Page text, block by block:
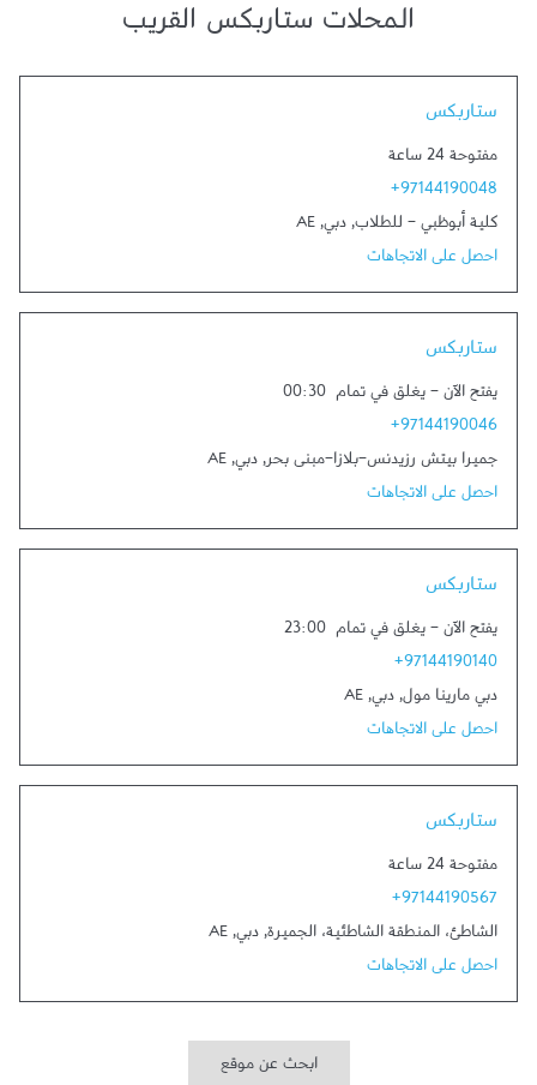
المحلات ستاربكس القريب
ستاربكس
مفتوحة 24 ساعة
+97144190048
كلية أبوظبي - للطلاب, دبي,
AE
احصل على الاتجاهات
ستاربكس
يفتح الآن - يغلق في تمام 00:30
+97144190046
جميرا بيتش رزيدنس-بلازا-مبنى بحر, دبي,
AE
احصل على الاتجاهات
ستاربكس
يفتح الآن - يغلق في تمام 23:00
+97144190140
دبي مارينا مول, دبي,
AE
احصل على الاتجاهات
ستاربكس
مفتوحة 24 ساعة
+97144190567
الشاطئ، المنطقة الشاطئية، الجميرة, دبي,
AE
احصل على الاتجاهات
ابحث عن موقع